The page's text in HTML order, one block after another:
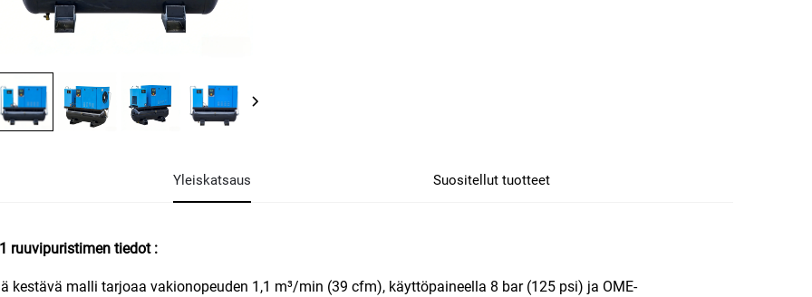
Yleiskatsaus Suositellut tuotteet
ruuvipuristimen tiedot :
kestävä malli tarjoaa vakionopeuden 1,1 m³/min (39 cfm), käyttöpaineella 8 bar (125 psi) ja OME-